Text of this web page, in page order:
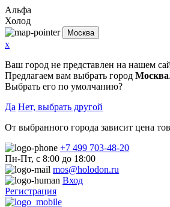
Альфа
Холод
Москва
x
Ваш город не представлен на нашем
Предлагаем вам выбрать город Москва.
Выбрать его по умолчанию?
Да Нет, выбрать другой
От выбранного города зависит цена
+7 499 703-48-20
Пн-Пт, с 8:00 до 18:00
mos@holodon.ru
Вход
Регистрация